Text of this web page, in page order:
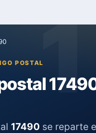
POSTAL
17490 se reparte